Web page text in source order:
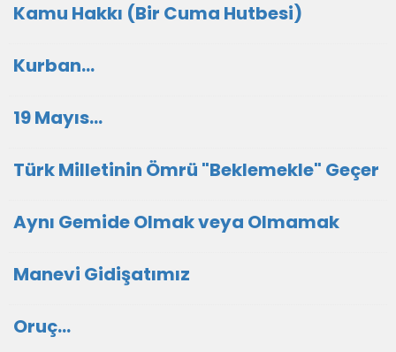
Kamu Hakkı (Bir Cuma Hutbesi)
Kurban...
19 Mayıs...
Türk Milletinin Ömrü "Beklemekle" Geçer
Aynı Gemide Olmak veya Olmamak
Manevi Gidişatımız
Oruç...